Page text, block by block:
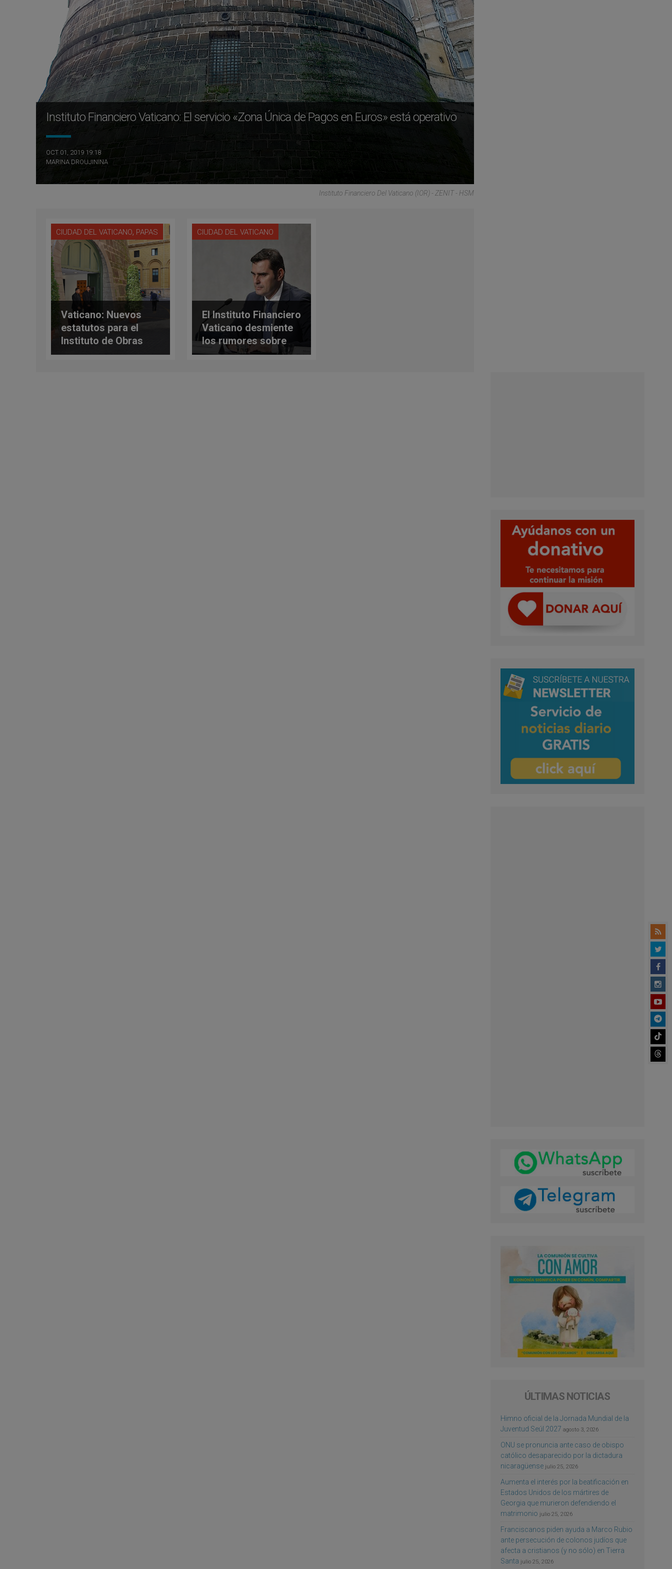
Instituto Financiero Vaticano: El servicio «Zona Única de Pagos en Euros» está operativo
OCT 01, 2019 19:18
MARINA DROUJININA
Instituto Financiero Del Vaticano (IOR) - ZENIT - HSM
CIUDAD DEL VATICANO, PAPAS
Vaticano: Nuevos
estatutos para el
Instituto de Obras
Religiosas
CIUDAD DEL VATICANO
El Instituto Financiero
Vaticano desmiente
los rumores sobre
las cuentas de
ÚLTIMAS NOTICIAS
Himno oficial de la Jornada Mundial de la
Juventud Seúl 2027 agosto 3, 2026
ONU se pronuncia ante caso de obispo
católico desaparecido por la dictadura
nicaragüense julio 25, 2026
Aumenta el interés por la beatificación en
Estados Unidos de los mártires de
Georgia que murieron defendiendo el
matrimonio julio 25, 2026
Franciscanos piden ayuda a Marco Rubio
ante persecución de colonos judíos que
afecta a cristianos (y no sólo) en Tierra
Santa julio 25, 2026